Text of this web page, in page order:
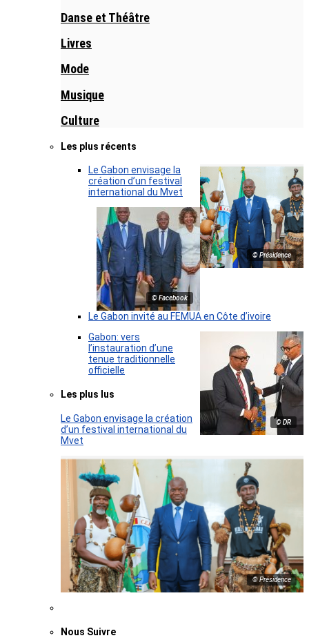
Danse et Théâtre
Livres
Mode
Musique
Culture
Les plus récents
© Présidence
Le Gabon envisage la
création d’un festival
international du Mvet
© Facebook
Le Gabon invité au FEMUA en Côte d’ivoire
© DR
Gabon: vers
l’instauration d’une
tenue traditionnelle
officielle
Les plus lus
Le Gabon envisage la création
d’un festival international du
Mvet
© Présidence
Nous Suivre